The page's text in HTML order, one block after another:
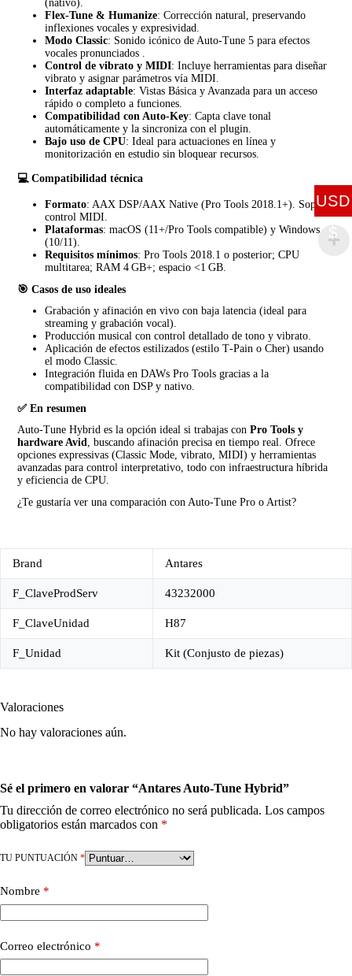
(nativo).
Flex‑Tune & Humanize: Corrección natural, preservando
inflexiones vocales y expresividad.
Modo Classic: Sonido icónico de Auto‑Tune 5 para efectos
vocales pronunciados .
Control de vibrato y MIDI: Incluye herramientas para diseñar
vibrato y asignar parámetros vía MIDI.
Interfaz adaptable: Vistas Básica y Avanzada para un acceso
rápido o completo a funciones.
Compatibilidad con Auto‑Key: Capta clave tonal
automáticamente y la sincroniza con el plugin.
Bajo uso de CPU: Ideal para actuaciones en línea y
monitorización en estudio sin bloquear recursos.
💻 Compatibilidad técnica
Formato: AAX DSP/AAX Native (Pro Tools 2018.1+). Soporta
control MIDI.
Plataformas: macOS (11+/Pro Tools compatible) y Windows
(10/11).
Requisitos mínimos: Pro Tools 2018.1 o posterior; CPU
multitarea; RAM 4 GB+; espacio <1 GB.
🎯 Casos de uso ideales
Grabación y afinación en vivo con baja latencia (ideal para
streaming y grabación vocal).
Producción musical con control detallado de tono y vibrato.
Aplicación de efectos estilizados (estilo T‑Pain o Cher) usando
el modo Classic.
Integración fluida en DAWs Pro Tools gracias a la
compatibilidad con DSP y nativo.
✅ En resumen
Auto‑Tune Hybrid es la opción ideal si trabajas conPro Tools y
hardware Avid, buscando afinación precisa en tiempo real. Ofrece
opciones expressivas (Classic Mode, vibrato, MIDI) y herramientas
avanzadas para control interpretativo, todo con infraestructura híbrida
y eficiencia de CPU.
¿Te gustaría ver una comparación con Auto‑Tune Pro o Artist?
Brand Antares
F_ClaveProdServ 43232000
F_ClaveUnidad H87
F_Unidad Kit (Conjusto de piezas)
Valoraciones
No hay valoraciones aún.
Sé el primero en valorar “Antares Auto-Tune Hybrid”
Tu dirección de correo electrónico no será publicada. Los campos
obligatorios están marcados con *
TU PUNTUACIÓN *
Nombre *
Correo electrónico *
USD
$